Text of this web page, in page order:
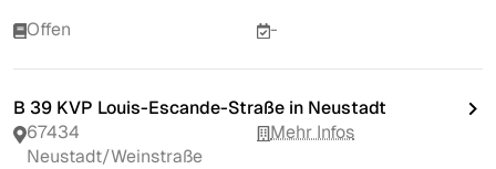
Offen -
B 39 KVP Louis-Escande-Straße in Neustadt
67434
Neustadt/Weinstraße
Mehr Infos